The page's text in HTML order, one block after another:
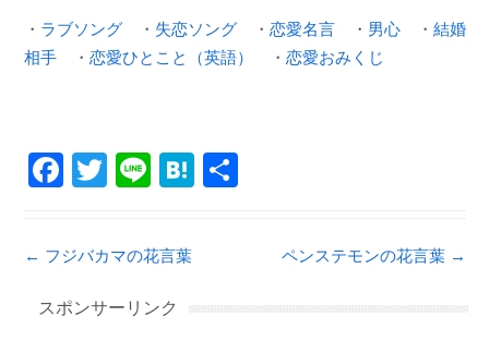
・ ラブソング ・ 失恋ソング ・ 恋愛名言 ・ 男心 ・ 結婚
相手 ・ 恋愛ひとこと（英語） ・ 恋愛おみくじ
F
c
e
b
T
er
Li
e
H
Post navigation
← フジバカマの花言葉 ペンステモンの花言葉 →
スポンサーリンク